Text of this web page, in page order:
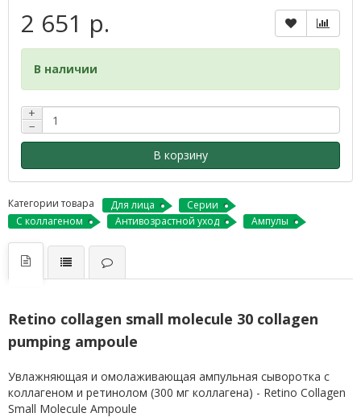
2 651 р.
В наличии
+
−
В корзину
Категории товара Для лица
Серии
С коллагеном
Антивозрастной уход Ампулы
Retino collagen small molecule 30 collagen
pumping ampoule
Увлажняющая и омолаживающая ампульная сыворотка с
коллагеном и ретинолом (300 мг коллагена) - Retino Collagen
Small Molecule Ampoule